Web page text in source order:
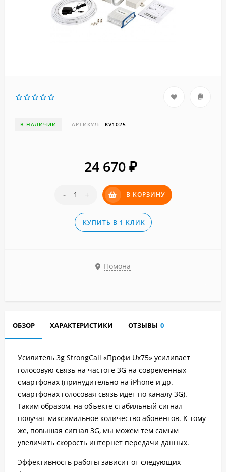
В НАЛИЧИИ АРТИКУЛ: KV1025
24 670 ₽
- + В КОРЗИНУ
КУПИТЬ В 1 КЛИК
Помона
ОБЗОР ХАРАКТЕРИСТИКИ ОТЗЫВЫ 0
Усилитель 3g StrongCall «Профи Uх75» усиливает
голосовую связь на частоте 3G на современных
смартфонах (принудительно на iPhone и др.
смартфонах голосовая связь идет по каналу 3G).
Таким образом, на объекте стабильный сигнал
получат максимальное количество абонентов. К тому
же, повышая сигнал 3G, мы можем тем самым
увеличить скорость интернет передачи данных.
Эффективность работы зависит от следующих